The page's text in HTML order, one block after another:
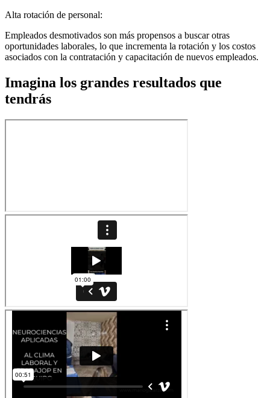
Alta rotación de personal:
Empleados desmotivados son más propensos a buscar otras
oportunidades laborales, lo que incrementa la rotación y los costos
asociados con la contratación y capacitación de nuevos empleados.
Imagina los grandes resultados que
tendrás